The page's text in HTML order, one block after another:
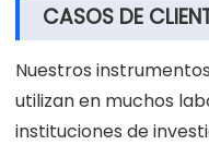
CASOS DE
Nuestros
utilizan en muchos
instituciones de